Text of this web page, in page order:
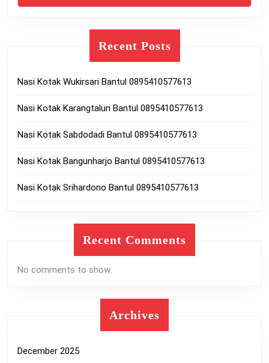
Recent Posts
Nasi Kotak Wukirsari Bantul 0895410577613
Nasi Kotak Karangtalun Bantul 0895410577613
Nasi Kotak Sabdodadi Bantul 0895410577613
Nasi Kotak Bangunharjo Bantul 0895410577613
Nasi Kotak Srihardono Bantul 0895410577613
Recent Comments
No comments to show.
Archives
December 2025